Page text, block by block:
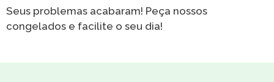
Seus problemas acabaram! Peça nossos
congelados e facilite o seu dia!